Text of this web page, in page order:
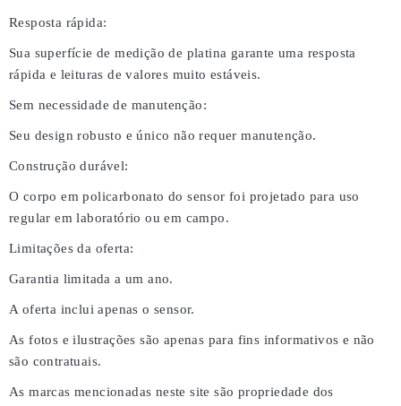
Resposta rápida:
Sua superfície de medição de platina garante uma resposta
rápida e leituras de valores muito estáveis.
Sem necessidade de manutenção:
Seu design robusto e único não requer manutenção.
Construção durável:
O corpo em policarbonato do sensor foi projetado para uso
regular em laboratório ou em campo.
Limitações da oferta:
Garantia limitada a um ano.
A oferta inclui apenas o sensor.
As fotos e ilustrações são apenas para fins informativos e não
são contratuais.
As marcas mencionadas neste site são propriedade dos